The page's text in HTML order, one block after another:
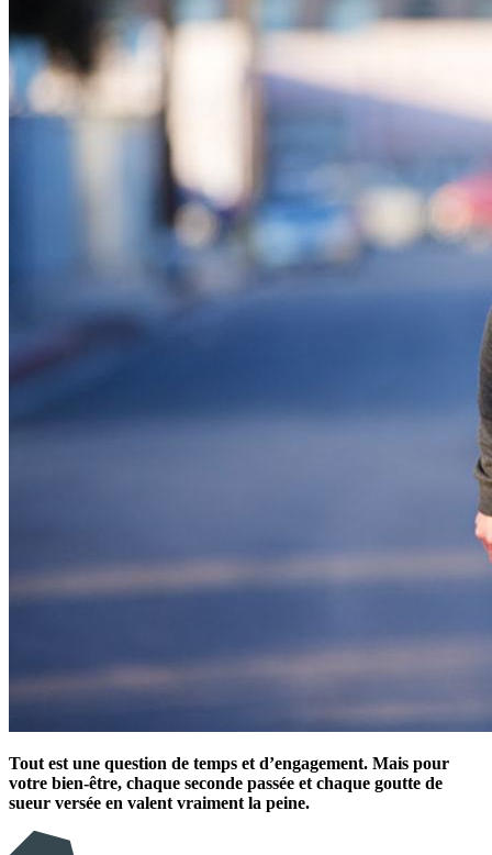
Tout est une question de temps et d’engagement. Mais pour
votre bien-être, chaque seconde passée et chaque goutte de
sueur versée en valent vraiment la peine.